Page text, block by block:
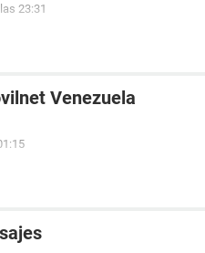
23:31
Venezuela